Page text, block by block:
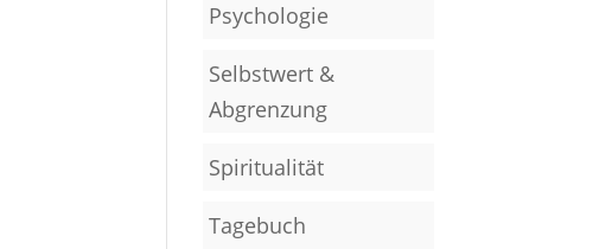
Psychologie
Selbstwert &
Abgrenzung
Spiritualität
Tagebuch